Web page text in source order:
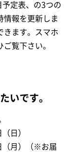
定表、の3つの
情報を更新しま
きます。スマホ
覧下さい。
いです。
日）
（月）（※お届